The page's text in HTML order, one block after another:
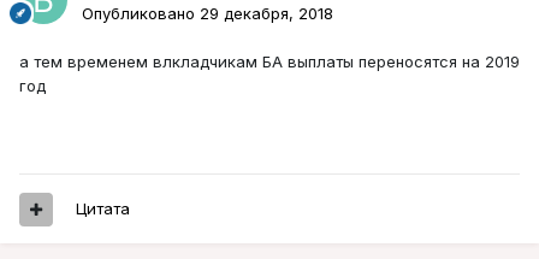
Опубликовано 29 декабря, 2018
а тем временем влкладчикам БА выплаты переносятся на 2019
год
Цитата